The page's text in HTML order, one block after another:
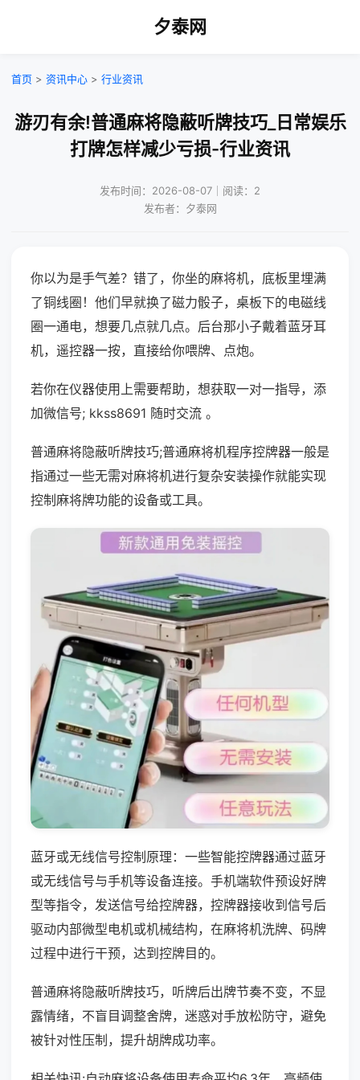
夕泰网
首页 > 资讯中心 > 行业资讯
游刃有余!普通麻将隐蔽听牌技巧_日常娱乐
打牌怎样减少亏损-行业资讯
发布时间：2026-08-07｜阅读：2
发布者：夕泰网
你以为是手气差？错了，你坐的麻将机，底板里埋满
了铜线圈！他们早就换了磁力骰子，桌板下的电磁线
圈一通电，想要几点就几点。后台那小子戴着蓝牙耳
机，遥控器一按，直接给你喂牌、点炮。
若你在仪器使用上需要帮助，想获取一对一指导，添
加微信号; kkss8691 随时交流 。
普通麻将隐蔽听牌技巧;普通麻将机程序控牌器一般是
指通过一些无需对麻将机进行复杂安装操作就能实现
控制麻将牌功能的设备或工具。
蓝牙或无线信号控制原理：一些智能控牌器通过蓝牙
或无线信号与手机等设备连接。手机端软件预设好牌
型等指令，发送信号给控牌器，控牌器接收到信号后
驱动内部微型电机或机械结构，在麻将机洗牌、码牌
过程中进行干预，达到控牌目的。
普通麻将隐蔽听牌技巧，听牌后出牌节奏不变，不显
露情绪，不盲目调整舍牌，迷惑对手放松防守，避免
被针对性压制，提升胡牌成功率。